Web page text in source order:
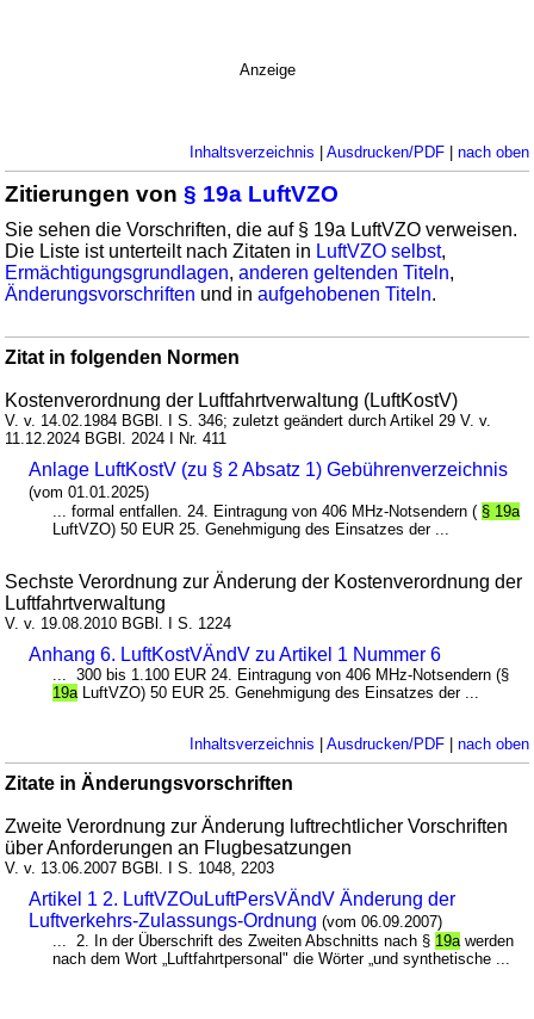
Anzeige
Inhaltsverzeichnis | Ausdrucken/PDF| nach oben
Zitierungen von§ 19a LuftVZO
Sie sehen die Vorschriften, die auf § 19a LuftVZO verweisen.
Die Liste ist unterteilt nach Zitaten in LuftVZO selbst,
Ermächtigungsgrundlagen,anderen geltenden Titeln,
Änderungsvorschriften und inaufgehobenen Titeln.
Zitat in folgenden Normen
Kostenverordnung der Luftfahrtverwaltung (LuftKostV)
V. v. 14.02.1984 BGBl. I S. 346; zuletzt geändert durch Artikel 29 V. v.
11.12.2024 BGBl. 2024 I Nr. 411
Anlage LuftKostV (zu § 2 Absatz 1) Gebührenverzeichnis
(vom 01.01.2025)
... formal entfallen. 24. Eintragung von 406 MHz-Notsendern ( § 19a
LuftVZO) 50 EUR 25. Genehmigung des Einsatzes der ...
Sechste Verordnung zur Änderung der Kostenverordnung der
Luftfahrtverwaltung
V. v. 19.08.2010 BGBl. I S. 1224
Anhang 6. LuftKostVÄndV zu Artikel 1 Nummer 6
... 300 bis 1.100 EUR 24. Eintragung von 406 MHz-Notsendern (§
19a LuftVZO) 50 EUR 25. Genehmigung des Einsatzes der ...
Inhaltsverzeichnis | Ausdrucken/PDF| nach oben
Zitate in Änderungsvorschriften
Zweite Verordnung zur Änderung luftrechtlicher Vorschriften
über Anforderungen an Flugbesatzungen
V. v. 13.06.2007 BGBl. I S. 1048, 2203
Artikel 1 2. LuftVZOuLuftPersVÄndV Änderung der
Luftverkehrs-Zulassungs-Ordnung (vom 06.09.2007)
... 2. In der Überschrift des Zweiten Abschnitts nach § 19a werden
nach dem Wort „Luftfahrtpersonal" die Wörter „und synthetische ...